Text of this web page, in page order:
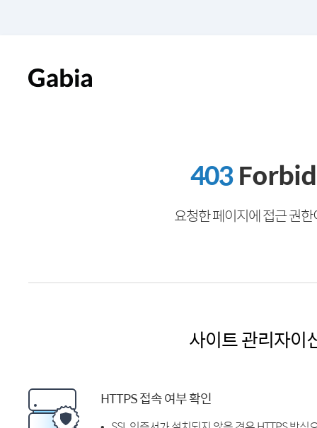
403
요청한 페이지에 접근 권
사이트 관리자이
HTTPS 접속 여부 확인